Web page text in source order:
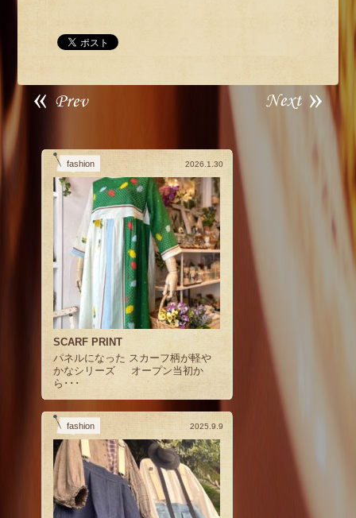
fashion 2026.1.30
SCARF PRINT
パネルになった スカーフ柄が軽や
かなシリーズ オープン当初か
ら･･･
fashion 2025.9.9